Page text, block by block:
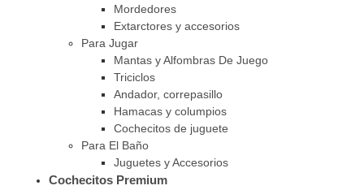
Mordedores
Extarctores y accesorios
Para Jugar
Mantas y Alfombras De Juego
Triciclos
Andador, correpasillo
Hamacas y columpios
Cochecitos de juguete
Para El Baño
Juguetes y Accesorios
Cochecitos Premium